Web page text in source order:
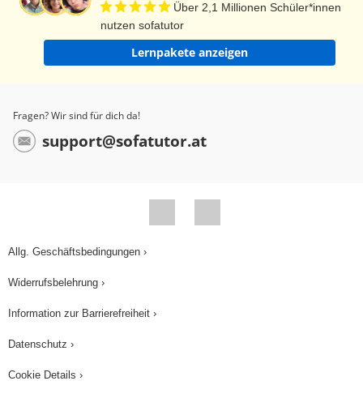
Über 2,1 Millionen Schüler*innen
nutzen sofatutor
Lernpakete anzeigen
Fragen? Wir sind für dich da!
support@sofatutor.at
Allg. Geschäftsbedingungen ›
Widerrufsbelehrung ›
Information zur Barrierefreiheit ›
Datenschutz ›
Cookie Details ›